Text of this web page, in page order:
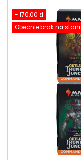
- 170,00 zł
Obecnie brak na